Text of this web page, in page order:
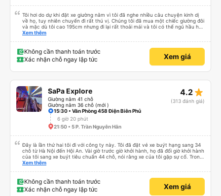
Tôi hơi do dự khi đặt xe giường nằm vì tôi đã nghe nhiều câu chuyện kinh dị
về họ, tuy nhiên chuyến đi rất thú vị. Chúng tôi đã mua một chiếc giường đôi
và mặc dù tôi cao 195cm nhưng đi lại rất thoải mái và tôi có thể ngủ hầu hết
thời gian (mặc dù tôi không thể duỗi chân hoàn toàn. Tôi sẽ cần thêm 20-
Giường sạch sẽ và tài xế xe buýt thỉnh thoảng bấm còi. Tôi thực sự khuyên
bạn nên xe buýt này. Và nếu bạn cao hơn tôi, tôi khuyên bạn nên trả thêm
tiền để có chiếc giường tốt hơn.
Xem thêm
Không cần thanh toán trước
Xác nhận chỗ ngay lập tức
Xem giá
SaPa Explore
Giường nằm 41 chỗ
Giường nằm 36 chỗ (mới )
4.2 star_rate
(313 đánh giá)
15:30 • Văn Phòng 458 Điện Biên Phủ
6 giờ 20 phút
21:50 • 5 P. Trần Nguyên Hãn
Đây là lần thứ hai tôi đi với công ty này. Tôi đã đặt vé xe buýt hạng sang 34
chỗ từ Hà Nội đến Hội An. Vài giờ trước giờ khởi hành, họ đã đổi giờ khởi hành
của tôi sang xe buýt tiêu chuẩn 44 chỗ, nói rằng xe của tôi gặp sự cố. Trong
quá trình sắp xếp lại, họ tự động xếp tôi vào một chỗ ngồi rất tệ. Sau khi
khách ngay trước một quán cà phê gần các xe buýt khác; bạn cần hỏi ở mỗi
xe buýt để tìm xe của mình. Xe buýt thoải mái, chỗ ngồi có chăn và nước
uống miễn phí ở phía trước. Điều hòa tốt và chuyến đi dễ chịu. Không có
Xem thêm
Không cần thanh toán trước
Xác nhận chỗ ngay lập tức
Xem giá